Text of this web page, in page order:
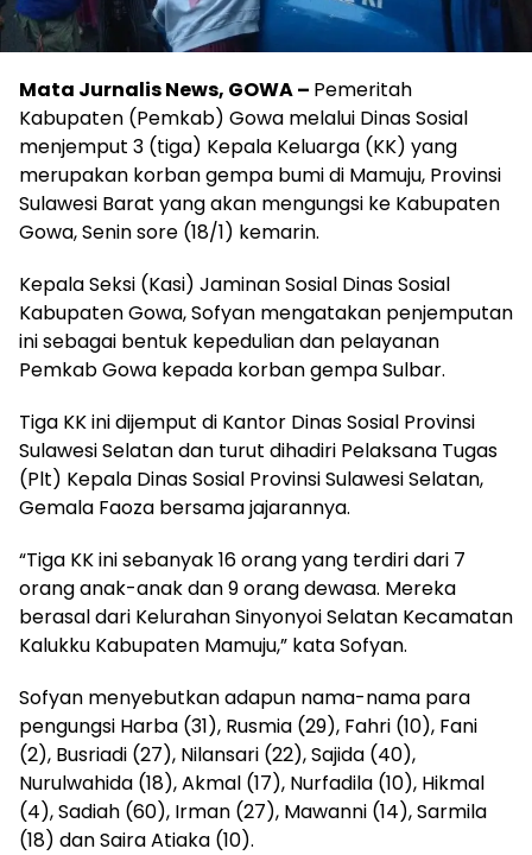
Mata Jurnalis News, GOWA – Pemeritah
Kabupaten (Pemkab) Gowa melalui Dinas Sosial
menjemput 3 (tiga) Kepala Keluarga (KK) yang
merupakan korban gempa bumi di Mamuju, Provinsi
Sulawesi Barat yang akan mengungsi ke Kabupaten
Gowa, Senin sore (18/1) kemarin.
Kepala Seksi (Kasi) Jaminan Sosial Dinas Sosial
Kabupaten Gowa, Sofyan mengatakan penjemputan
ini sebagai bentuk kepedulian dan pelayanan
Pemkab Gowa kepada korban gempa Sulbar.
Tiga KK ini dijemput di Kantor Dinas Sosial Provinsi
Sulawesi Selatan dan turut dihadiri Pelaksana Tugas
(Plt) Kepala Dinas Sosial Provinsi Sulawesi Selatan,
Gemala Faoza bersama jajarannya.
“Tiga KK ini sebanyak 16 orang yang terdiri dari 7
orang anak-anak dan 9 orang dewasa. Mereka
berasal dari Kelurahan Sinyonyoi Selatan Kecamatan
Kalukku Kabupaten Mamuju,” kata Sofyan.
Sofyan menyebutkan adapun nama-nama para
pengungsi Harba (31), Rusmia (29), Fahri (10), Fani
(2), Busriadi (27), Nilansari (22), Sajida (40),
Nurulwahida (18), Akmal (17), Nurfadila (10), Hikmal
(4), Sadiah (60), Irman (27), Mawanni (14), Sarmila
(18) dan Saira Atiaka (10).